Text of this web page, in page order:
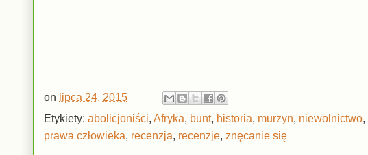
on lipca 24, 2015
Etykiety: abolicjoniści, Afryka, bunt, historia, murzyn, niewolnictwo,
prawa człowieka, recenzja, recenzje, znęcanie się